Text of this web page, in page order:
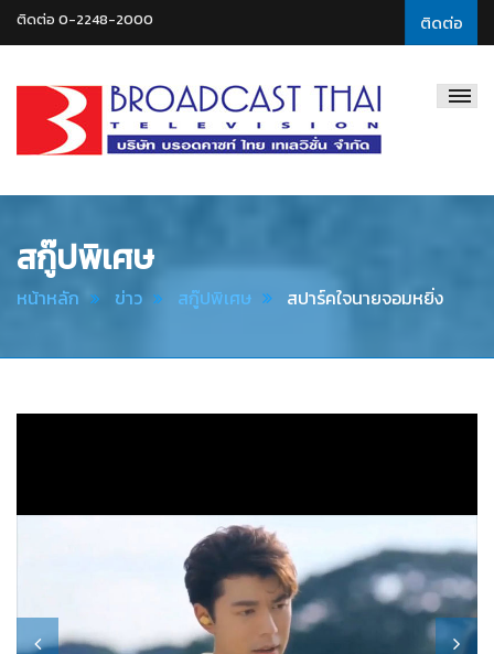
ติดต่อ
ติดต่อ 0-2248-2000
Thai
สกู๊ปพิเศษ
หน้าหลัก ข่าว สกู๊ปพิเศษ สปาร์คใจนายจอมหยิ่ง